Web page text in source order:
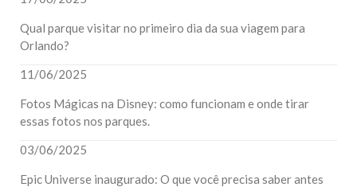
Qual parque visitar no primeiro dia da sua viagem para
Orlando?
11/06/2025
Fotos Mágicas na Disney: como funcionam e onde tirar
essas fotos nos parques.
03/06/2025
Epic Universe inaugurado: O que você precisa saber antes